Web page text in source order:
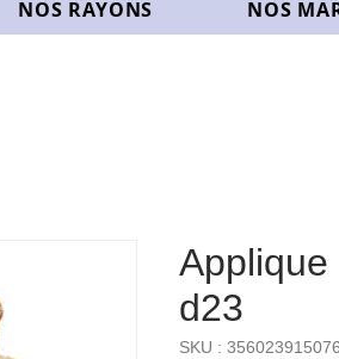
NOS RAYONS NOS
d23
SKU :